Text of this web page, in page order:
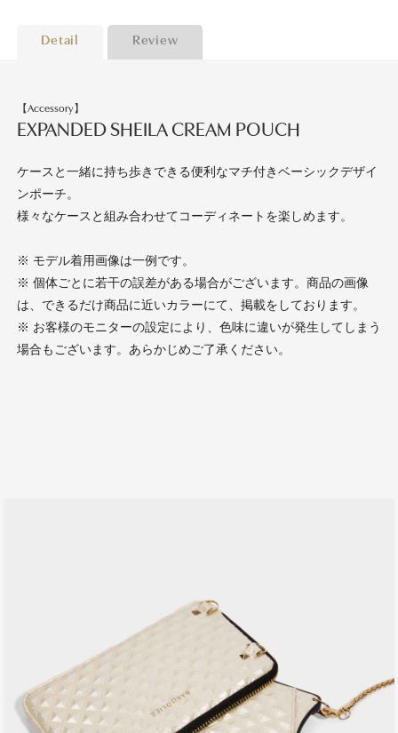
Detail Review
【Accessory】
EXPANDED SHEILA CREAM POUCH
ケースと一緒に持ち歩きできる便利なマチ付きベーシックデザイ
ンポーチ。
様々なケースと組み合わせてコーディネートを楽しめます。
※ モデル着用画像は一例です。
※ 個体ごとに若干の誤差がある場合がございます。商品の画像
は、できるだけ商品に近いカラーにて、掲載をしております。
※ お客様のモニターの設定により、色味に違いが発生してしまう
場合もございます。あらかじめご了承ください。